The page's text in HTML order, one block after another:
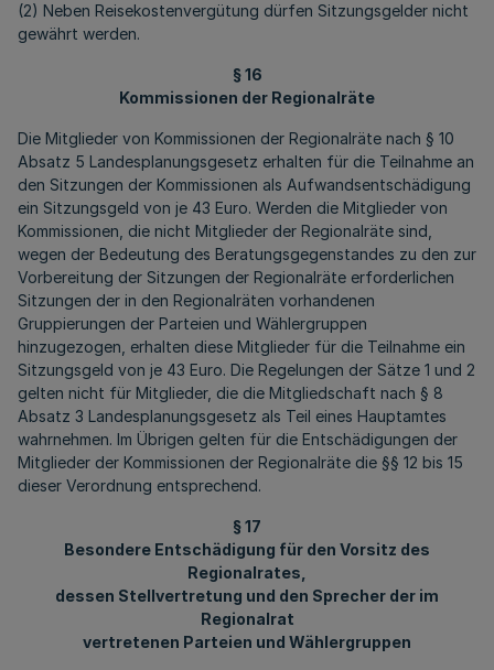
(2) Neben Reisekostenvergütung dürfen Sitzungsgelder nicht
gewährt werden.
§ 16
Kommissionen der Regionalräte
Die Mitglieder von Kommissionen der Regionalräte nach § 10
Absatz 5 Landesplanungsgesetz erhalten für die Teilnahme an
den Sitzungen der Kommissionen als Aufwandsentschädigung
ein Sitzungsgeld von je 43 Euro. Werden die Mitglieder von
Kommissionen, die nicht Mitglieder der Regionalräte sind,
wegen der Bedeutung des Beratungsgegenstandes zu den zur
Vorbereitung der Sitzungen der Regionalräte erforderlichen
Sitzungen der in den Regionalräten vorhandenen
Gruppierungen der Parteien und Wählergruppen
hinzugezogen, erhalten diese Mitglieder für die Teilnahme ein
Sitzungsgeld von je 43 Euro. Die Regelungen der Sätze 1 und 2
gelten nicht für Mitglieder, die die Mitgliedschaft nach § 8
Absatz 3 Landesplanungsgesetz als Teil eines Hauptamtes
wahrnehmen. Im Übrigen gelten für die Entschädigungen der
Mitglieder der Kommissionen der Regionalräte die §§ 12 bis 15
dieser Verordnung entsprechend.
§ 17
Besondere Entschädigung für den Vorsitz des
Regionalrates,
dessen Stellvertretung und den Sprecher der im
Regionalrat
vertretenen Parteien und Wählergruppen